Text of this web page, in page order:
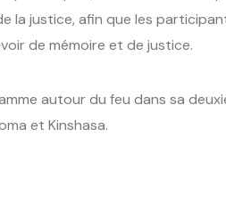
la justice, afin que les
de mémoire et de justice.
autour du feu dans sa
et Kinshasa.